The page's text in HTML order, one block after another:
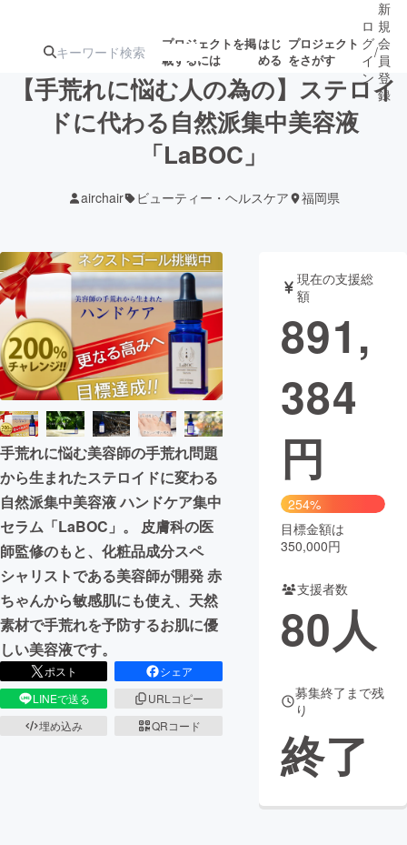
プロジェクトを掲
載するには
はじ
める
プロジェクト
をさがす
注目の新着プロ募集終了が近いプ
テクノロジー・ガジェット
映像・映画 書籍・雑誌
ビジネス・起業 チャレンジ
まちづくり・地域活性化
CAMPFIRE for Social Good
CAMPFIRE Creation
CAMPFIREふるさと納税machi-ya コミュニティ
ロ
グ
イ
ン
/
新
規
会
員
登
録
【手荒れに悩む人の為の】ステロイ
ドに代わる自然派集中美容液
「LaBOC」
airchair ビューティー・ヘルスケア 福岡県
手荒れに悩む美容師の手荒れ問題
から生まれたステロイドに変わる
自然派集中美容液 ハンドケア集中
セラム「LaBOC」。 皮膚科の医
師監修のもと、化粧品成分スペ
シャリストである美容師が開発 赤
ちゃんから敏感肌にも使え、天然
素材で手荒れを予防するお肌に優
しい美容液です。
ポスト
シェア
LINEで送る
URLコピー
埋め込み
QRコード
現在の支援総
額
891,
384
円
254%
目標金額は
350,000円
支援者数
80人
募集終了まで残
り
終了